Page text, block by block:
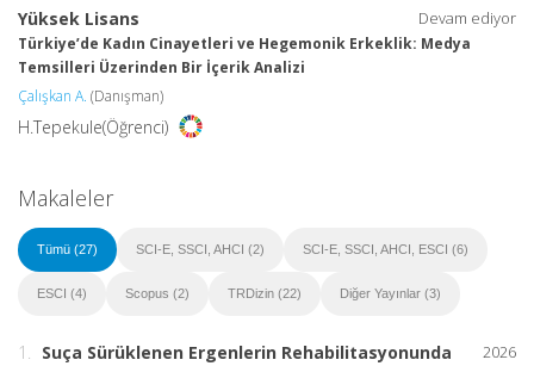
Devam ediyor
Yüksek Lisans
Türkiye’de Kadın Cinayetleri ve Hegemonik Erkeklik: Medya
Temsilleri Üzerinden Bir İçerik Analizi
Çalışkan A. (Danışman)
H.Tepekule(Öğrenci)
Makaleler
Tümü (27) SCI-E, SSCI, AHCI (2) SCI-E, SSCI, AHCI, ESCI (6)
ESCI (4) Scopus (2) TRDizin (22) Diğer Yayınlar (3)
2026
1. Suça Sürüklenen Ergenlerin Rehabilitasyonunda